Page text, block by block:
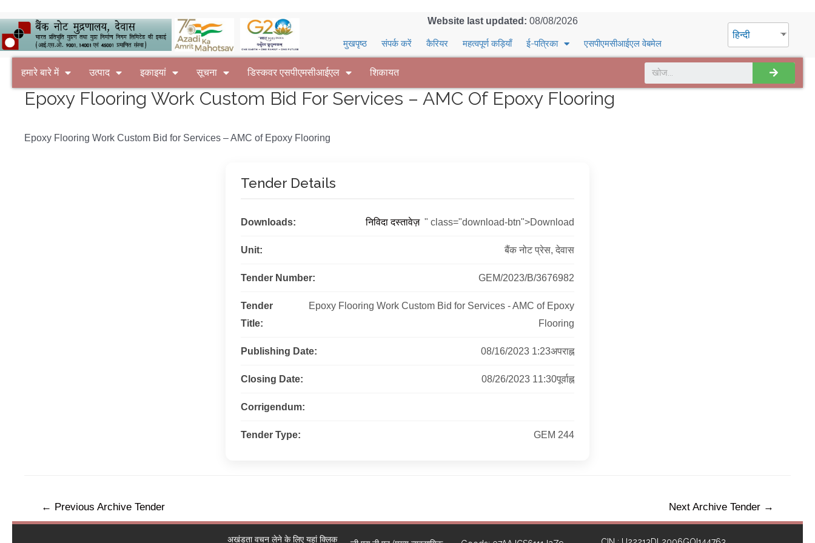
Website last updated: 08/08/2026
मुखपृष्ठ संपर्क करें कैरियर महत्वपूर्ण कड़ियाँ ई-पत्रिका एसपीएमसीआईएल वेबमेल
हिन्दी
हमारे बारे में उत्पाद इकाइयां सूचना डिस्कवर एसपीएमसीआईएल शिकायत
Epoxy Flooring Work Custom Bid For Services – AMC Of Epoxy Flooring
Epoxy Flooring Work Custom Bid for Services – AMC of Epoxy Flooring
Tender Details
Downloads: निविदा दस्तावेज़ " class="download-btn">Download
Unit: बैंक नोट प्रेस, देवास
Tender Number: GEM/2023/B/3676982
Tender
Title:
Epoxy Flooring Work Custom Bid for Services - AMC of Epoxy
Flooring
Publishing Date: 08/16/2023 1:23अपराह्न
Closing Date: 08/26/2023 11:30पूर्वाह्न
Corrigendum:
Tender Type: GEM 244
← Previous Archive Tender Next Archive Tender →
अखंडता वचन लेने के लिए यहां क्लिक